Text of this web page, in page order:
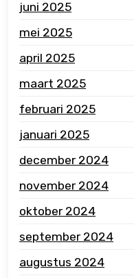
juni 2025
mei 2025
april 2025
maart 2025
februari 2025
januari 2025
december 2024
november 2024
oktober 2024
september 2024
augustus 2024